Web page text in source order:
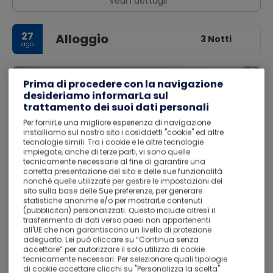
27
ago Alloggio 3 Notti
Anker Hotel
Ottimo
Prima di procedere con la navigazione
desideriamo informarLa sul
trattamento dei suoi dati personali
Per fornirLe una migliore esperienza di navigazione
installiamo sul nostro sito i cosiddetti "cookie" ed altre
tecnologie simili. Tra i cookie e le altre tecnologie
impiegate, anche di terze parti, vi sono quelle
tecnicamente necessarie al fine di garantire una
corretta presentazione del sito e delle sue funzionalità
nonché quelle utilizzate per gestire le impostazioni del
sito sulla base delle Sue preferenze, per generare
statistiche anonime e/o per mostrarLe contenuti
(pubblicitari) personalizzati. Questo include altresì il
trasferimento di dati verso paesi non appartenenti
all'UE che non garantiscono un livello di protezione
adeguato. Lei può cliccare su “Continua senza
accettare” per autorizzare il solo utilizzo di cookie
tecnicamente necessari. Per selezionare quali tipologie
di cookie accettare clicchi su "Personalizza la scelta".